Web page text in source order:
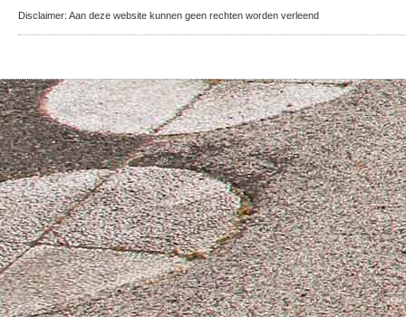
Disclaimer: Aan deze website kunnen geen rechten worden verleend